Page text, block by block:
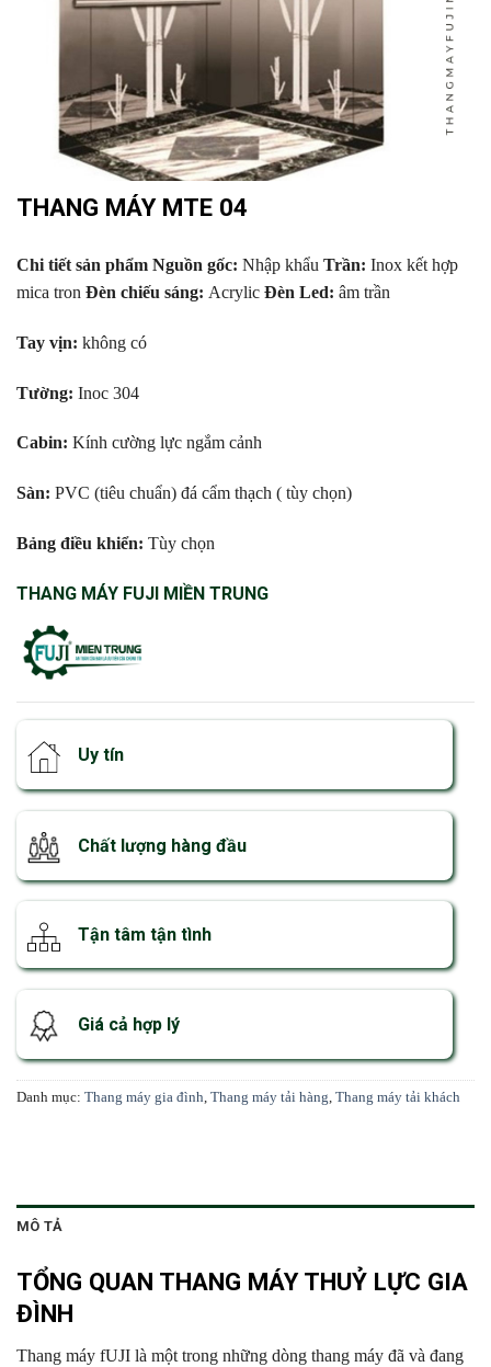
THANG MÁY MTE 04
Chi tiết sản phẩm Nguồn gốc: Nhập khẩu Trần: Inox kết hợp
mica tron Đèn chiếu sáng: Acrylic Đèn Led: âm trần
Tay vịn: không có
Tường: Inoc 304
Cabin: Kính cường lực ngắm cảnh
Sàn: PVC (tiêu chuẩn) đá cẩm thạch ( tùy chọn)
Bảng điều khiển: Tùy chọn
THANG MÁY FUJI MIỀN TRUNG
Uy tín
Chất lượng hàng đầu
Tận tâm tận tình
Giá cả hợp lý
Danh mục: Thang máy gia đình, Thang máy tải hàng, Thang máy tải khách
MÔ TẢ
TỔNG QUAN THANG MÁY THUỶ LỰC GIA
ĐÌNH
Thang máy fUJI là một trong những dòng thang máy đã và đang